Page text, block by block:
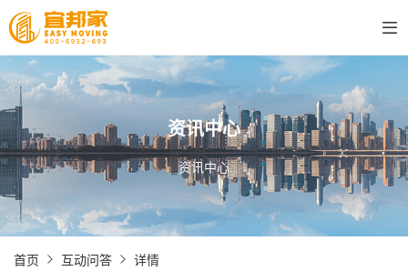
资讯中心
资讯中心
首页 互动问答 详情